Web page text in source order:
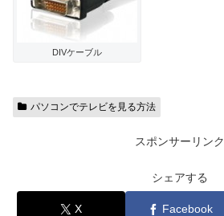
DIVケーブル
パソコンでテレビを見る方法
スポンサーリンク
シェアする
X Facebook